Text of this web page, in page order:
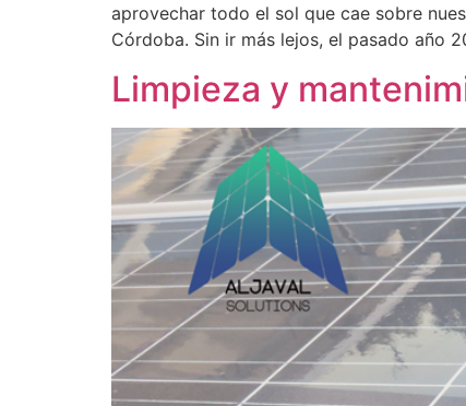
aprovechar todo el sol que cae sobre
Córdoba. Sin ir más lejos, el pasado año
Limpieza y